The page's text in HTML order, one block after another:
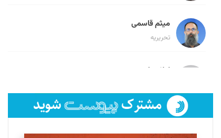
میثم قاسمی
تحریریه
لیلا حنارود
فائزه فتحی رستمی
تحریریه